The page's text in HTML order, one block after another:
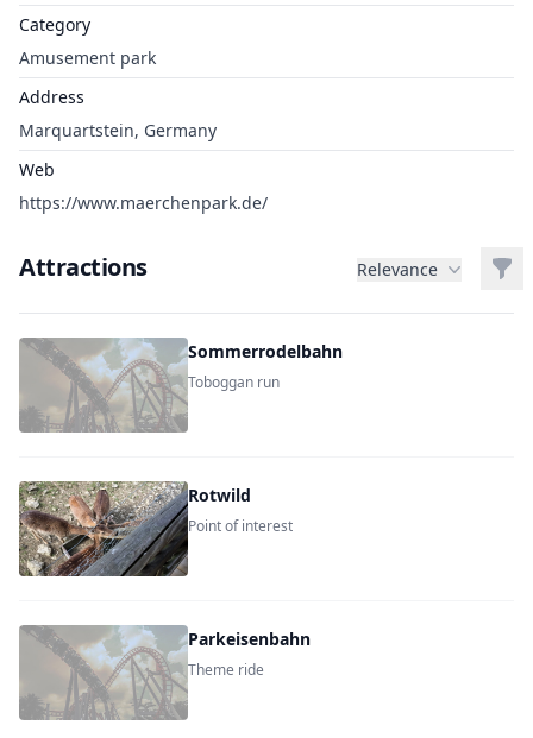
Category
Amusement park
Address
Marquartstein, Germany
Web
https://www.maerchenpark.de/
Attractions Relevance
Sommerrodelbahn
Toboggan run
Rotwild
Point of interest
Parkeisenbahn
Theme ride